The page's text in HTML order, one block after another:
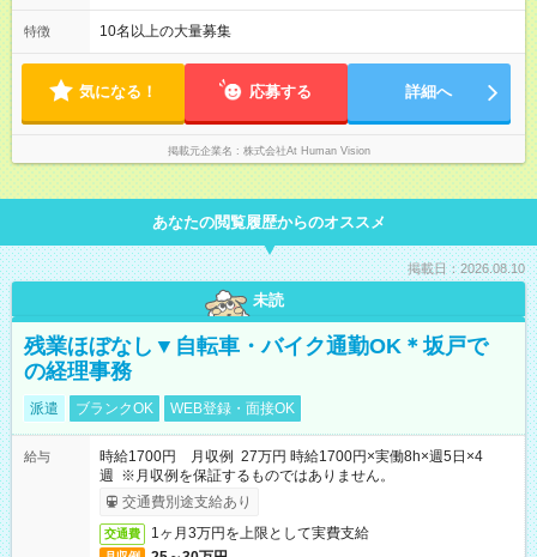
～58万円） 【試用期間】試用期間あり 試用期間の長さ：6ヶ月
※ 雇用形態と給与に、本採用時と異なる部分があります。 雇用
形態：本採用時と同じです。 給与：月給 224,000円 ～ 330,000
円 上記額にはみなし残業代を含みます。※超過分は全額支給い
たします。 みなし残業代 24,000円 ～ 34,000円／月 みなし残業
時間 15時間／月
より異なります。 ※＜シフト例＞ 10:00～19:00／11:00～
20:00 平均労働時間：1ヶ月あたり160時間 ◎実働8時間・休憩1
先に より異なります。 ※＜シフト例＞ 10:00～19:00／11:00
～20:00
特徴 10名以上の大量募集
気になる！ 応募する 詳細へ
掲載元企業名 株式会社At Human Vision
あなたの閲覧履歴からのオススメ
掲載日：2026.08.10
未読
残業ほぼなし▼自転車・バイク通勤OK＊坂戸で
の経理事務
派遣 ブランクOK WEB登録・面接OK
給与
時給1700円 月収例 27万円 時給1700円×実働8h×週5日×4
週 ※月収例を保証するものではありません。
交通費別途支給あり
交通費 1ヶ月3万円を上限として実費支給